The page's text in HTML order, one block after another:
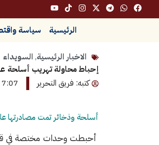
تخطي
إلى
الرئيسية
سياسة
الاخبار الرئيسية, السويداء
إحباط محاولة تهريب أسلحة
كتبه: فريق التحرير
7:07 م
أسلحة وذخائر تمت مصادرتها
أحبطت وحدات مختصة في